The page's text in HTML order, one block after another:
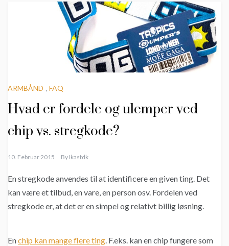
ARMBÅND , FAQ
Hvad er fordele og ulemper ved
chip vs. stregkode?
10. Februar 2015 By Ikastdk
En stregkode anvendes til at identificere en given ting. Det
kan være et tilbud, en vare, en person osv. Fordelen ved
stregkode er, at det er en simpel og relativt billig løsning.
Enchip kan mange flere ting. F.eks. kan en chip fungere som